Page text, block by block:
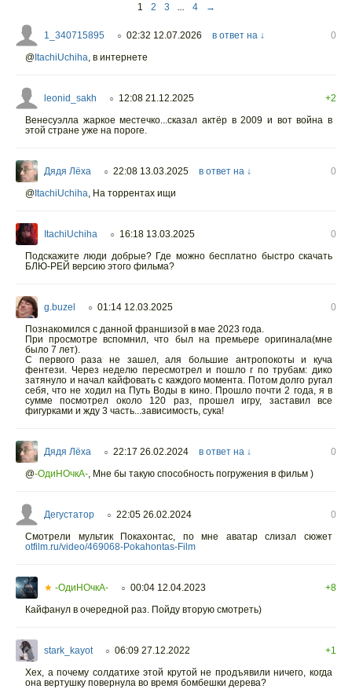
1 2 3 ... 4 →
1_340715895 ○ 02:32 12.07.2026 в ответ на ↓
0
@ ItachiUchiha, в интернете
leonid_sakh ○ 12:08 21.12.2025
+2
Венесуэлла жаркое местечко...сказал актёр в 2009 и вот война в
этой стране уже на пороге.
Дядя Лёха ○ 22:08 13.03.2025 в ответ на ↓
0
@ ItachiUchiha, На торрентах ищи
ItachiUchiha ○ 16:18 13.03.2025
0
Подскажите люди добрые? Где можно бесплатно быстро скачать
БЛЮ-РЕЙ версию этого фильма?
g.buzel ○ 01:14 12.03.2025
0
Познакомился с данной франшизой в мае 2023 года.
При просмотре вспомнил, что был на премьере оригинала(мне
было 7 лет).
С первого раза не зашел, аля большие антропокоты и куча
фентези. Через неделю пересмотрел и пошло г по трубам: дико
затянуло и начал кайфовать с каждого момента. Потом долго ругал
себя, что не ходил на Путь Воды в кино. Прошло почти 2 года, я в
сумме посмотрел около 120 раз, прошел игру, заставил все
фигурками и жду 3 часть...зависимость, сука!
Дядя Лёха ○ 22:17 26.02.2024 в ответ на ↓
0
@-ОдиНОчкА-, Мне бы такую способность погружения в фильм )
Дегустатор ○ 22:05 26.02.2024
0
Смотрели мультик Покахонтас, по мне аватар слизал сюжет
otfilm.ru/video/469068-Pokahontas-Film
★ -ОдиНОчкА- ○ 00:04 12.04.2023
+8
Кайфанул в очередной раз. Пойду вторую смотреть)
stark_kayot ○ 06:09 27.12.2022
+1
Хех, а почему солдатихе этой крутой не продъявили ничего, когда
она вертушку повернула во время бомбешки дерева?